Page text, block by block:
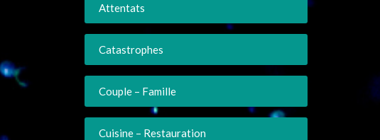
Attentats
Catastrophes
Couple – Famille
Cuisine – Restauration